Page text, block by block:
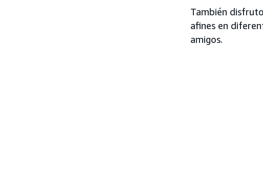
También
afines en
amigos.